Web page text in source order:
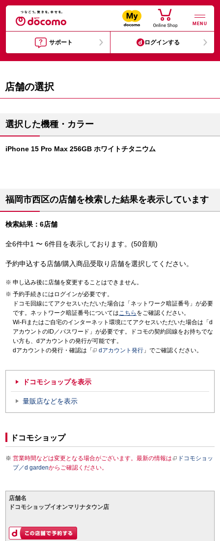
MENU
サポート ログインする
店舗の選択
選択した機種・カラー
iPhone 15 Pro Max 256GB ホワイトチタニウム
福岡市西区の店舗を検索した結果を表示しています
検索結果：6店舗
全6件中1 〜 6件目を表示しております。(50音順)
予約申込する店舗/購入商品受取り店舗を選択してください。
申し込み後に店舗を変更することはできません。
予約手続きにはログインが必要です。
ドコモ回線にてアクセスいただいた場合は「ネットワーク暗証番号」が必要
です。ネットワーク暗証番号についてはこちら をご確認ください。
Wi-Fiまたはご自宅のインターネット環境にてアクセスいただいた場合は「d
アカウントのID／パスワード」が必要です。ドコモの契約回線をお持ちでな
い方も、dアカウントの発行が可能です。
dアカウントの発行・確認は「
dアカウント発行 」でご確認ください。
ドコモショップを表示
量販店などを表示
ドコモショップ
営業時間などは変更となる場合がございます。最新の情報は
ドコモショッ
プ／d gardenからご確認ください。
店舗名
ドコモショップイオンマリナタウン店